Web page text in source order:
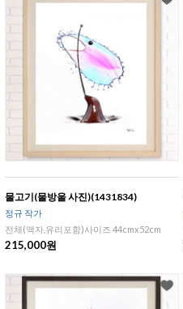
물고기(물방울 사진)(1431834)
정규 작가
전체(액자,유리포함)사이즈 44cmx52cm
215,000원